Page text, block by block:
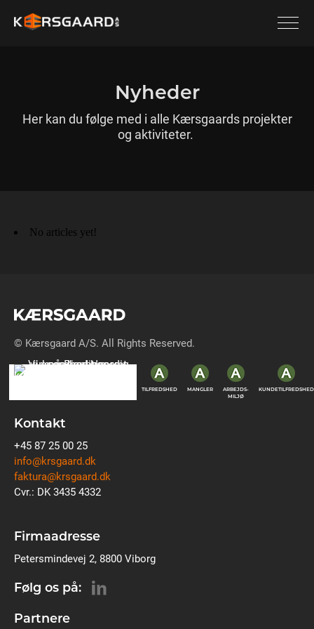
Nyheder
Her kan du følge med i alle Kærsgaards projekter
og aktiviteter.
No articles yet!
© Kærsgaard A/S. All Rights Reserved.
TILFREDSHED MANGLER
ARBEJDS-
MILJØ
KUNDETILFREDSHED
Kontakt
+45 87 25 00 25
info@krsgaard.dk
faktura@krsgaard.dk
Cvr.: DK 3435 4332
Firmaadresse
Petersmindevej 2, 8800 Viborg
Følg os på:
Partnere